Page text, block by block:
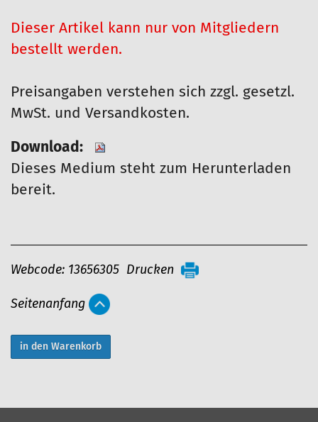
Dieser Artikel kann nur von Mitgliedern
bestellt werden.
Preisangaben verstehen sich zzgl. gesetzl.
MwSt. und Versandkosten.
Download:
Dieses Medium steht zum Herunterladen
bereit.
A
t
i
Webcode: 13656305 Drucken
Seitenanfang